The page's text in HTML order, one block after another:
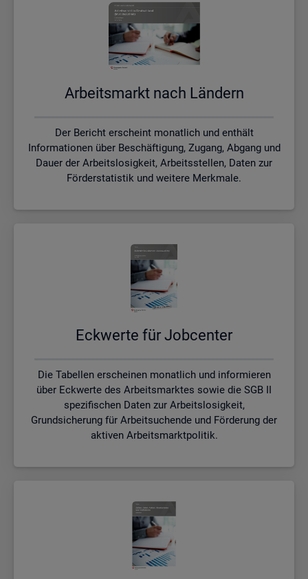
Ar­beits­markt nach Län­dern
Der Bericht erscheint monatlich und enthält
Informationen über Beschäftigung, Zugang, Abgang und
Dauer der Arbeitslosigkeit, Arbeitsstellen, Daten zur
Förderstatistik und weitere Merkmale.
Eck­wer­te für Job­cen­ter
Die Tabellen erscheinen monatlich und informieren
über Eckwerte des Arbeitsmarktes sowie die SGB II
spezifischen Daten zur Arbeitslosigkeit,
Grundsicherung für Arbeitsuchende und Förderung der
aktiven Arbeitsmarktpolitik.